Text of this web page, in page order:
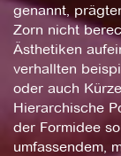
genannt,
Zorn nicht
Ästhetiken
verhallten
oder auch
Hierarchische
der Formidee
umfassendem,